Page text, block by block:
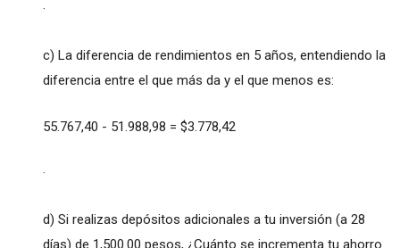
·
c) La diferencia de rendimientos en 5 años, entendiendo la
diferencia entre el que más da y el que menos es:
55.767,40 - 51.988,98 = $3.778,42
·
d) Si realizas depósitos adicionales a tu inversión (a 28
días) de 1,500.00 pesos, ¿Cuánto se incrementa tu ahorro